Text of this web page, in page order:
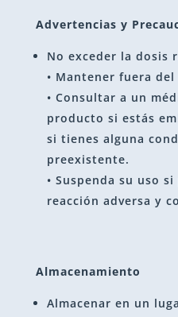
Advertencias y
No exceder la dosis
• Mantener fuera
• Consultar a un
producto si estás
si tienes alguna
preexistente.
• Suspenda su uso
reacción adversa y
Almacenamiento
Almacenar en un